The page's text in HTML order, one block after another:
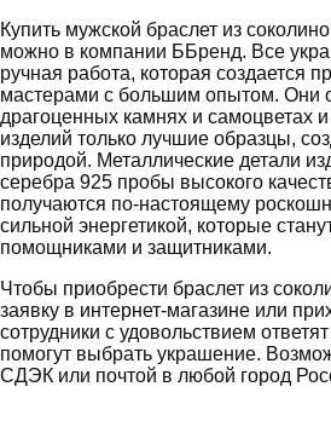
Купить мужской браслет из
можно в компании ББренд. Все
ручная работа, которая создается
мастерами с большим опытом. Они
драгоценных камнях и самоцветах
изделий только лучшие образцы,
природой. Металлические детали
серебра 925 пробы высокого
получаются по-настоящему
сильной энергетикой, которые
помощниками и защитниками.
Чтобы приобрести браслет из
заявку в интернет-магазине или
сотрудники с удовольствием
помогут выбрать украшение.
СДЭК или почтой в любой город